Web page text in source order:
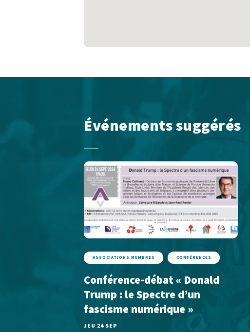
Événements suggérés
ASSOCIATIONS MEMBRES CONFÉRENCES
Conférence-débat « Donald
Trump : le Spectre d’un
fascisme numérique »
JEU 24 SEP